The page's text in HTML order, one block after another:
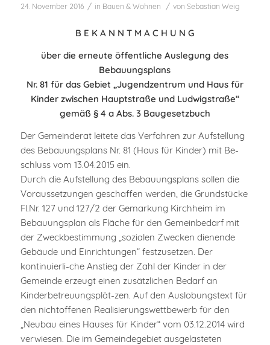
24. November 2016 / in Bauen & Wohnen / von Sebastian Weig
B E K A N N T M A C H U N G
über die erneute öffentliche Auslegung des
Bebauungsplans
Nr. 81 für das Gebiet „Jugendzentrum und Haus für
Kinder zwischen Hauptstraße und Ludwigstraße“
gemäß § 4 a Abs. 3 Baugesetzbuch
Der Gemeinderat leitete das Verfahren zur Aufstellung
des Bebauungsplans Nr. 81 (Haus für Kinder) mit Be-
schluss vom 13.04.2015 ein.
Durch die Aufstellung des Bebauungsplans sollen die
Voraussetzungen geschaffen werden, die Grundstücke
Fl.Nr. 127 und 127/2 der Gemarkung Kirchheim im
Bebauungsplan als Fläche für den Gemeinbedarf mit
der Zweckbestimmung „sozialen Zwecken dienende
Gebäude und Einrichtungen“ festzusetzen. Der
kontinuierli-che Anstieg der Zahl der Kinder in der
Gemeinde erzeugt einen zusätzlichen Bedarf an
Kinderbetreuungsplät-zen. Auf den Auslobungstext für
den nichtoffenen Realisierungswettbewerb für den
„Neubau eines Hauses für Kinder“ vom 03.12.2014 wird
verwiesen. Die im Gemeindegebiet ausgelasteten